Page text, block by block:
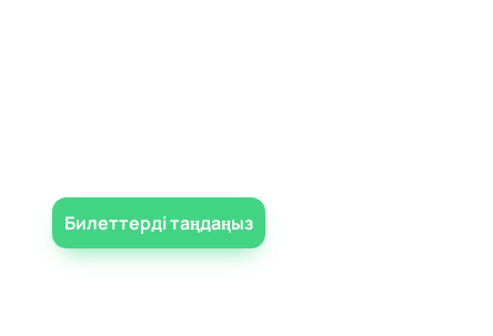
Билеттерді таңдаңыз